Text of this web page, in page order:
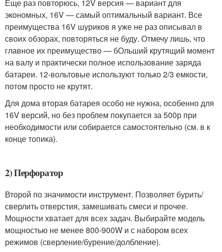
Еще раз повторюсь, 12V версия — вариант для
экономных, 16V — самый оптимальный вариант. Все
преимущества 16V шуриков я уже не раз описывал в
своих обзорах, повторяться не буду. Отмечу лишь, что
главное их преимущество — бОльший крутящий момент
на валу и практически полное использование заряда
батареи. 12-вольтовые используют только 2/3 емкости,
потом просто не крутят.
Для дома вторая батарея особо не нужна, особенно для
16V версий, но без проблем покупается за 500р при
необходимости или собирается самостоятельно (см. в к
конце топика).
2) Перфоратор
Второй по значимости инструмент. Позволяет бурить/
сверлить отверстия, замешивать смеси и прочее.
Мощности хватает для всех задач. Выбирайте модель
мощностью не менее 800-900W и с набором всех
режимов (сверление/бурение/долбление).